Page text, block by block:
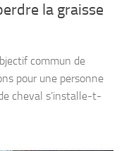
la graisse
commun de
pour une personne
cheval s’installe-t-